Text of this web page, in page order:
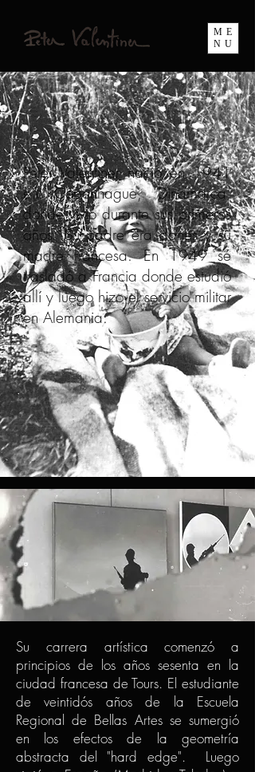
ME
NU
Peter Valentiner nació en 1941
en Copenhague, Dinamarca,
donde vivió durante sus primeros
años. Su padre era danés y su
madre francesa. En 1949 se
trasladó a Francia donde estudió
allí y luego hizo el servicio militar
en Alemania.
Su carrera artística comenzó a
principios de los años sesenta en la
ciudad francesa de Tours. El estudiante
de veintidós años de la Escuela
Regional de Bellas Artes se sumergió
en los efectos de la geometría
abstracta del "hard edge". Luego